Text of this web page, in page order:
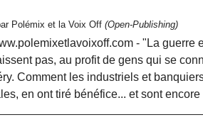
Polémix et la Voix Off (Open-Publishing)
- "La guerre
pas, au profit de gens qui se
Comment les industriels et
en ont tiré bénéfice... et sont